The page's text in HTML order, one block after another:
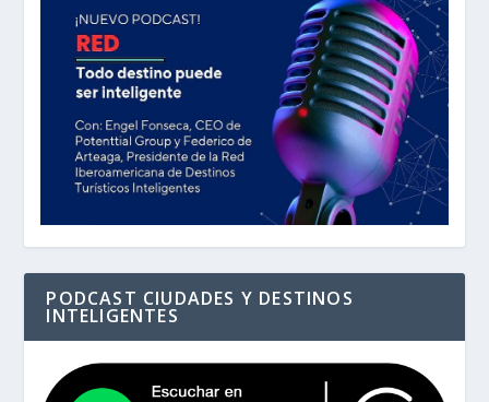
PODCAST CIUDADES Y DESTINOS
INTELIGENTES